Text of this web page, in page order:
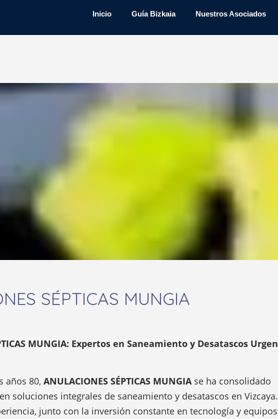
Inicio Guía Bizkaia Nuestros Asociados
SÉPTICAS MUNGIA
MUNGIA: Expertos en Saneamiento y Desatascos
años 80, ANULACIONES SÉPTICAS MUNGIAse ha consolidado
soluciones integrales de saneamiento y desatascos en Vizcaya.
junto con la inversión constante en tecnología y